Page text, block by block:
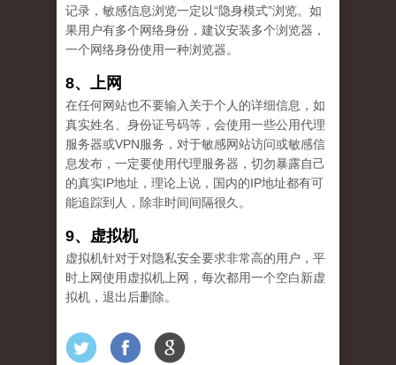
记录，敏感信息浏览一定以“隐身模式”浏览。如
果用户有多个网络身份，建议安装多个浏览器，
一个网络身份使用一种浏览器。
8、上网
在任何网站也不要输入关于个人的详细信息，如
真实姓名、身份证号码等，会使用一些公用代理
服务器或VPN服务，对于敏感网站访问或敏感信
息发布，一定要使用代理服务器，切勿暴露自己
的真实IP地址，理论上说，国内的IP地址都有可
能追踪到人，除非时间间隔很久。
9、虚拟机
虚拟机针对于对隐私安全要求非常高的用户，平
时上网使用虚拟机上网，每次都用一个空白新虚
拟机，退出后删除。